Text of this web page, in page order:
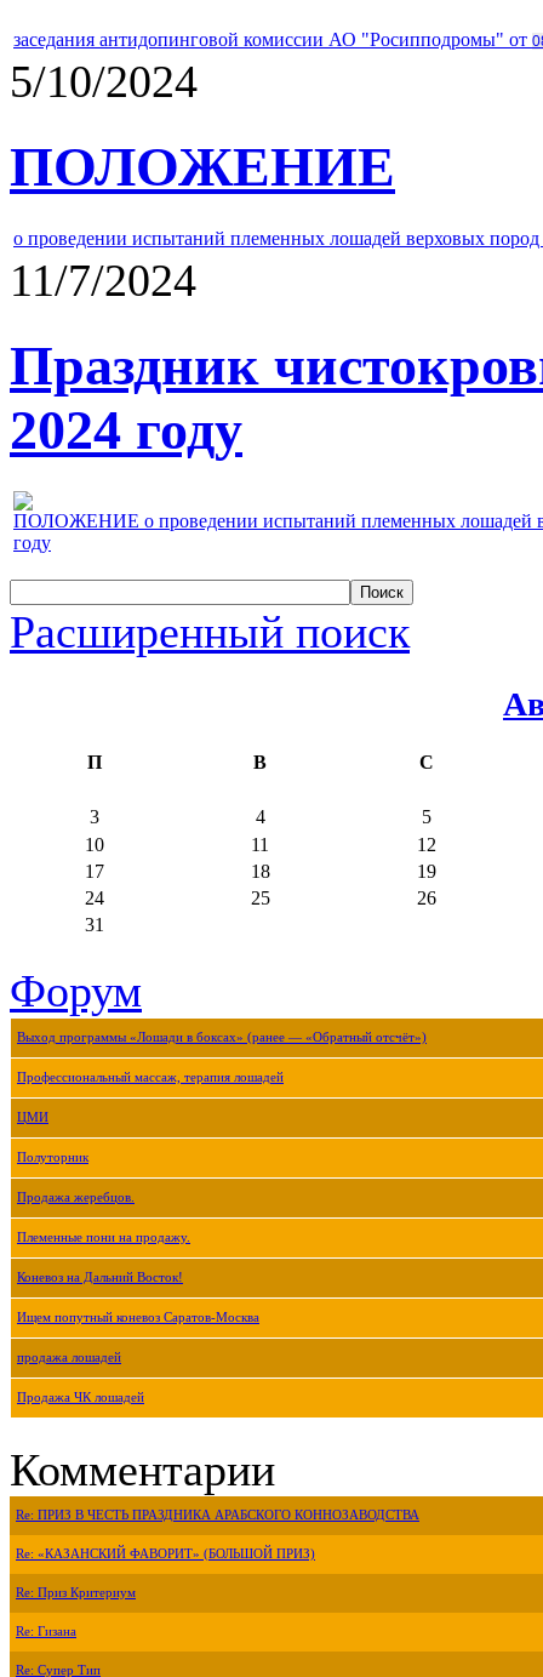
заседания антидопинговой комиссии АО "Росипподромы" от
5/10/2024
ПОЛОЖЕНИЕ
о проведении испытаний племенных лошадей верховых
11/7/2024
Праздник
2024 году
ПОЛОЖЕНИЕ о проведении испытаний племенных лошадей
году
Расширенный поиск
П В С
3 4
5
10
11
12
17
18
19
24
25
26
31
Форум
Выход программы «Лошади в боксах» (ранее — «Обратный отсчёт»)
Профессиональный массаж, терапия лошадей
ЦМИ
Полуторник
Продажа жеребцов.
Племенные пони на продажу.
Коневоз на Дальний Восток!
Ищем попутный коневоз Саратов-Москва
продажа лошадей
Продажа ЧК лошадей
Комментарии
Re: ПРИЗ В ЧЕСТЬ ПРАЗДНИКА АРАБСКОГО КОННОЗАВОДСТВА
Re: «КАЗАНСКИЙ ФАВОРИТ» (БОЛЬШОЙ ПРИЗ)
Re: Приз Критериум
Re: Гизана
Re: Супер Тип